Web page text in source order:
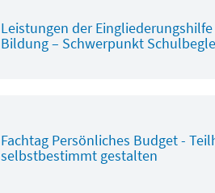
Leistungen der
Bildung – Schwerpunkt
Fachtag Persönliches Budget -
selbstbestimmt gestalten